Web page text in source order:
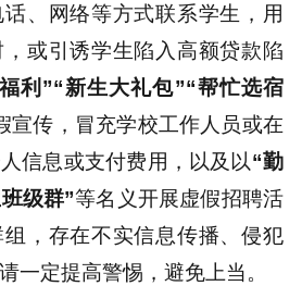
、网络等方式联系学生，用
或引诱学生陷入高额贷款陷
利”“新生大礼包”“帮忙选宿
宣传，冒充学校工作人员或在
信息或支付费用，以及以“勤
级群”等名义开展虚假招聘活
，存在不实信息传播、侵犯
一定提高警惕，避免上当。